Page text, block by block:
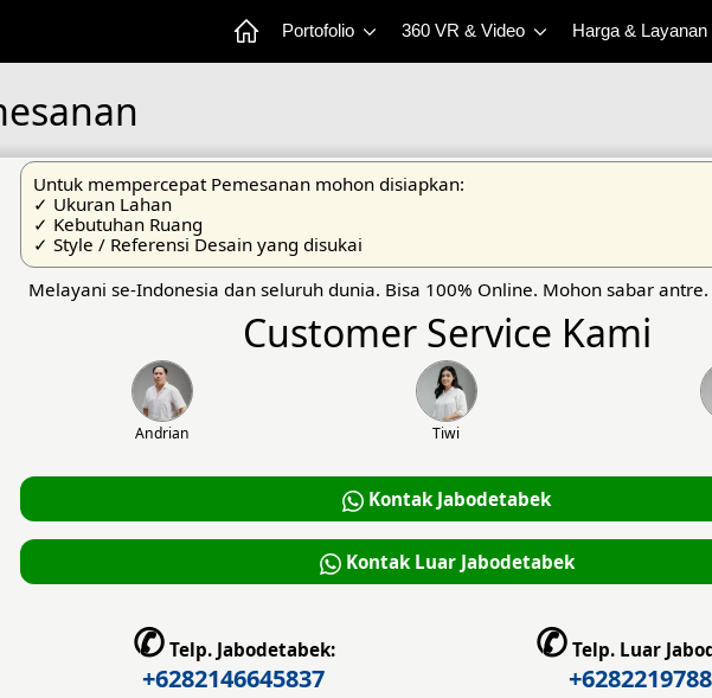
Portofolio 360 VR & Video Harga & Layanan
Untuk mempercepat Pemesanan mohon disiapkan:
✓ Ukuran Lahan
✓ Kebutuhan Ruang
✓ Style / Referensi Desain yang disukai
Melayani se-Indonesia dan seluruh dunia. Bisa 100% Online. Mohon sabar antre.
Customer Service Kami
Andrian Tiwi
Kontak Jabodetabek
Kontak Luar Jabodetabek
✆Telp. Jabodetabek:
+6282146645837
✆ Telp. Luar